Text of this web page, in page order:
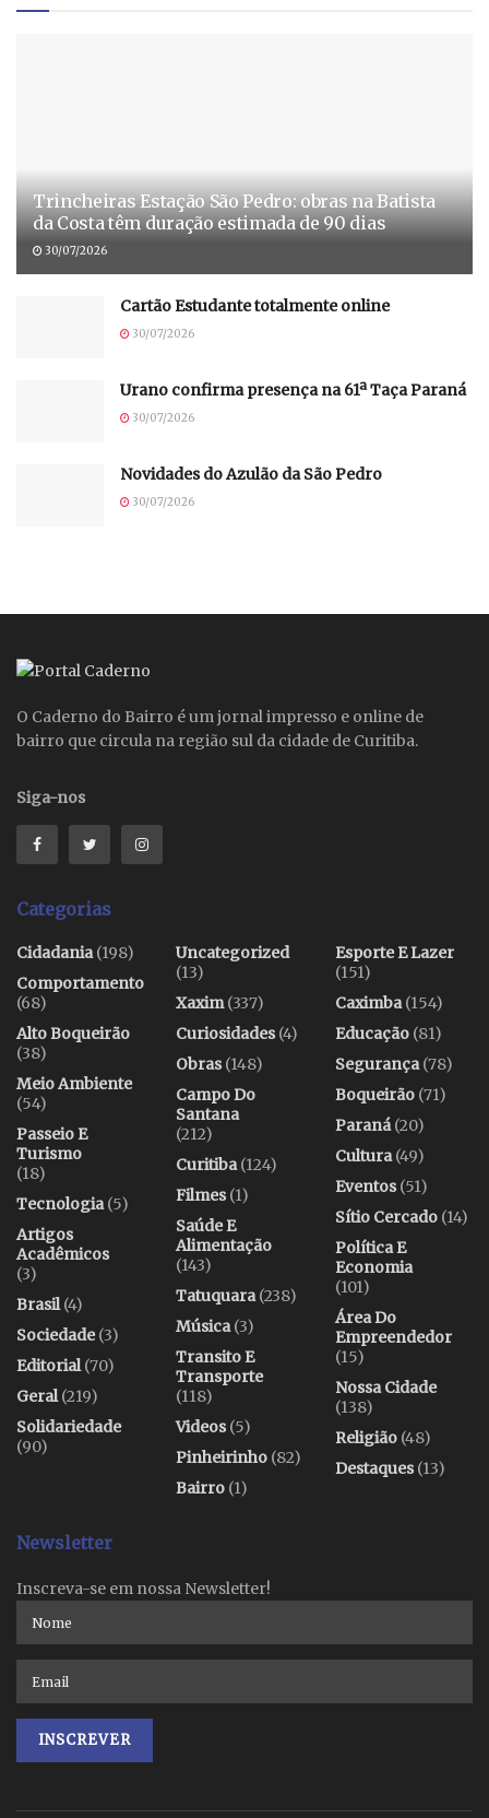
Trincheiras Estação São Pedro: obras na Batista
da Costa têm duração estimada de 90 dias
30/07/2026
Cartão Estudante totalmente online
30/07/2026
Urano confirma presença na 61ª Taça Paraná
30/07/2026
Novidades do Azulão da São Pedro
30/07/2026
O Caderno do Bairro é um jornal impresso e online de
bairro que circula na região sul da cidade de Curitiba.
Siga-nos
Categorias
Cidadania(198)
Comportamento
(68)
Alto Boqueirão
(38)
Meio Ambiente
(54)
Passeio E
Turismo
(18)
Tecnologia(5)
Artigos
Acadêmicos
(3)
Brasil(4)
Sociedade(3)
Editorial(70)
Geral(219)
Solidariedade
(90)
Uncategorized
(13)
Xaxim(337)
Curiosidades(4)
Obras(148)
Campo Do
Santana
(212)
Curitiba(124)
Filmes(1)
Saúde E
Alimentação
(143)
Tatuquara(238)
Música(3)
Transito E
Transporte
(118)
Videos(5)
Pinheirinho (82)
Bairro (1)
Esporte E Lazer
(151)
Caximba(154)
Educação (81)
Segurança(78)
Boqueirão (71)
Paraná(20)
Cultura(49)
Eventos(51)
Sítio Cercado (14)
Política E
Economia
(101)
Área Do
Empreendedor
(15)
Nossa Cidade
(138)
Religião (48)
Destaques(13)
Newsletter
Inscreva-se em nossa Newsletter!